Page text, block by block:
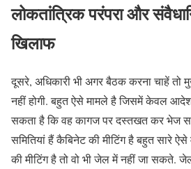
लोकतांत्रिक परंपरा और
खिलाफ
दूसरे, अधिकारी भी अगर बैठक करना चाहें
नहीं होगी. बहुत ऐसे मामले है जिसमें केवल आदेश
सकता है कि वह कागज पर दस्तखत कर भेज
समितियां हैं कैबिनेट की मीटिंग है बहुत सारे
की मीटिंग है तो वो भी जेल में नहीं जा सकते.